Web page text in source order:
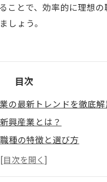
とで、効率的に理想
ょう。
目次
の最新トレンドを徹底
興産業とは？
種の特徴と選び方
イルの関係性を探る
る今後の展望